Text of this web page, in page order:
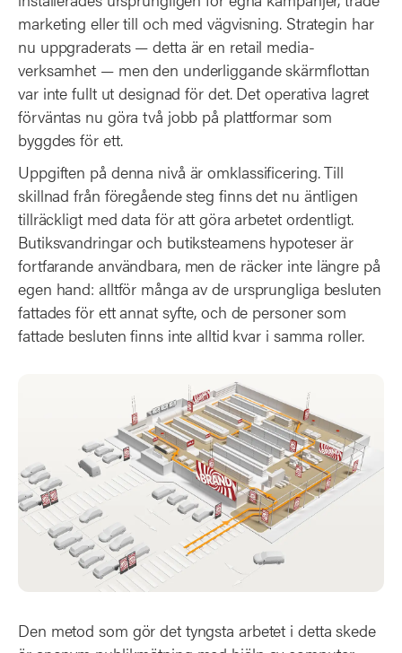
marketing eller till och med vägvisning. Strategin har
nu uppgraderats — detta är en retail media-
verksamhet — men den underliggande skärmflottan
var inte fullt ut designad för det. Det operativa lagret
förväntas nu göra två jobb på plattformar som
byggdes för ett.
Uppgiften på denna nivå är omklassificering. Till
skillnad från föregående steg finns det nu äntligen
tillräckligt med data för att göra arbetet ordentligt.
Butiksvandringar och butiksteamens hypoteser är
fortfarande användbara, men de räcker inte längre på
egen hand: alltför många av de ursprungliga besluten
fattades för ett annat syfte, och de personer som
fattade besluten finns inte alltid kvar i samma roller.
Den metod som gör det tyngsta arbetet i detta skede